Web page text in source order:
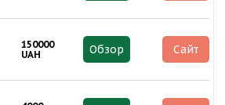
150000
UAH
Обзор Сайт